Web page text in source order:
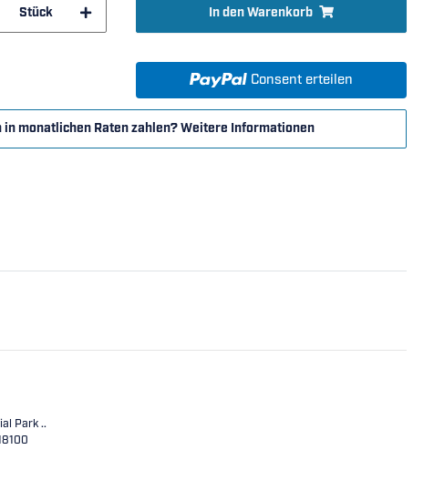
Stück In den Warenkorb
Consent erteilen
in monatlichen Raten zahlen?Weitere Informationen
Park ..